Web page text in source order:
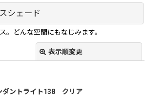
シェード
。どんな空間にもなじみます。
表示順変更
ダントライト138 クリア